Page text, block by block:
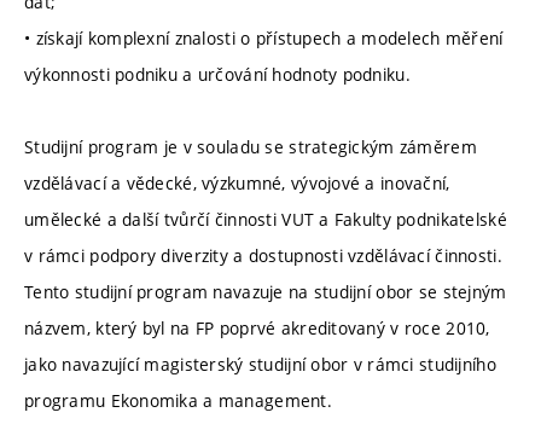
• získají komplexní znalosti o přístupech a modelech měření
výkonnosti podniku a určování hodnoty podniku.
Studijní program je v souladu se strategickým záměrem
vzdělávací a vědecké, výzkumné, vývojové a inovační,
umělecké a další tvůrčí činnosti VUT a Fakulty podnikatelské
v rámci podpory diverzity a dostupnosti vzdělávací činnosti.
Tento studijní program navazuje na studijní obor se stejným
názvem, který byl na FP poprvé akreditovaný v roce 2010,
jako navazující magisterský studijní obor v rámci studijního
programu Ekonomika a management.